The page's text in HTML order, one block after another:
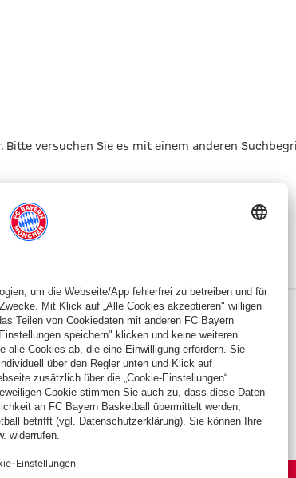
Bitte versuchen Sie es mit einem anderen
PARTNER